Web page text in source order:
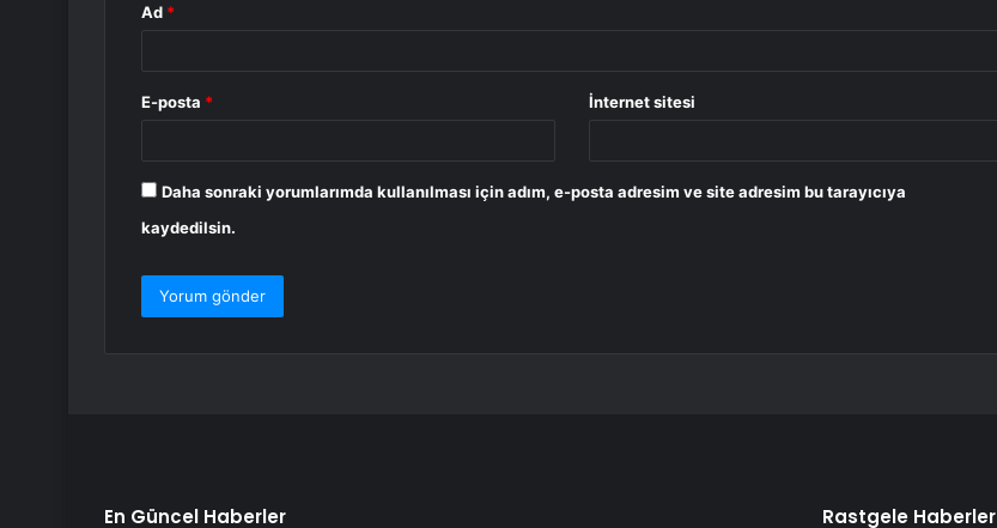
Ad *
E-posta * İnternet sitesi
Daha sonraki yorumlarımda kullanılması için adım, e-posta adresim ve site adresim bu tarayıcıya
kaydedilsin.
En Güncel Haberler Rastgele Haberler